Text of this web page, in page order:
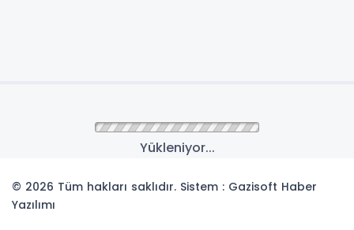
Yükleniyor...
© 2026 Tüm hakları saklıdır. Sistem : Gazisoft Haber
Yazılımı